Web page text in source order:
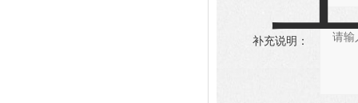
补充说明：